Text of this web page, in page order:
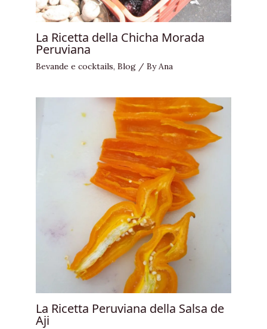
La Ricetta della Chicha Morada
Peruviana
Bevande e cocktails, Blog / By Ana
La Ricetta Peruviana della Salsa de
Aji